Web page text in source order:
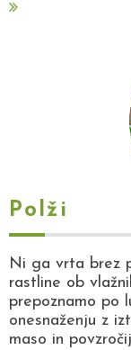
Polži
Ni ga vrta brez
rastline ob
prepoznamo po
onesnaženju z
maso in